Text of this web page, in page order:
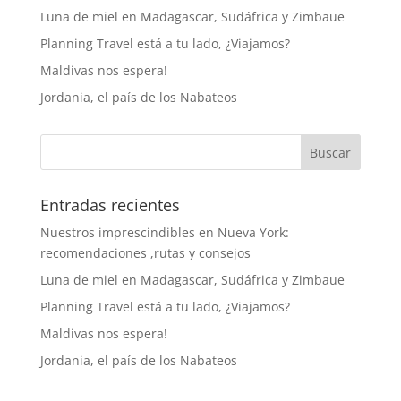
Luna de miel en Madagascar, Sudáfrica y Zimbaue
Planning Travel está a tu lado, ¿Viajamos?
Maldivas nos espera!
Jordania, el país de los Nabateos
Entradas recientes
Nuestros imprescindibles en Nueva York:
recomendaciones ,rutas y consejos
Luna de miel en Madagascar, Sudáfrica y Zimbaue
Planning Travel está a tu lado, ¿Viajamos?
Maldivas nos espera!
Jordania, el país de los Nabateos